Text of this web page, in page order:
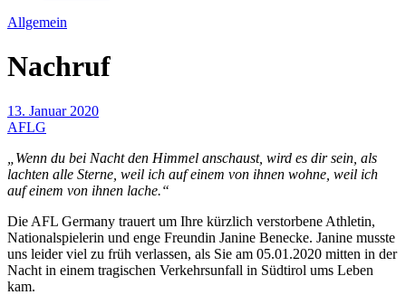
Allgemein
Nachruf
13. Januar 2020
AFLG
„Wenn du bei Nacht den Himmel anschaust, wird es dir sein, als
lachten alle Sterne, weil ich auf einem von ihnen wohne, weil ich
auf einem von ihnen lache.“
Die AFL Germany trauert um Ihre kürzlich verstorbene Athletin,
Nationalspielerin und enge Freundin Janine Benecke. Janine musste
uns leider viel zu früh verlassen, als Sie am 05.01.2020 mitten in der
Nacht in einem tragischen Verkehrsunfall in Südtirol ums Leben
kam.